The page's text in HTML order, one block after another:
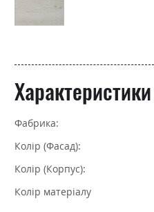
Характеристики
Фабрика:
Колір (Фасад):
Колір (Корпус):
Колір матеріалу